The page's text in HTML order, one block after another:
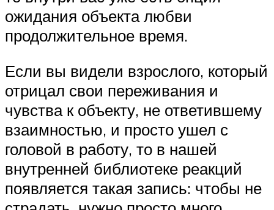
ожидания объекта любви
продолжительное время.
Если вы видели взрослого, который
отрицал свои переживания и
чувства к объекту, не ответившему
взаимностью, и просто ушел с
головой в работу, то в нашей
внутренней библиотеке реакций
появляется такая запись: чтобы не